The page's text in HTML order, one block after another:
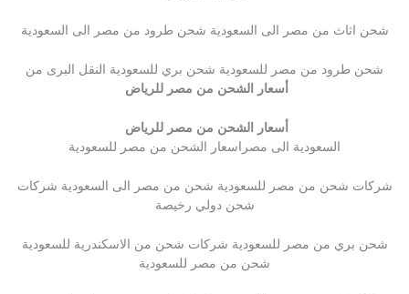
شحن اثاث من مصر الى السعودية شحن طرود من مصر الى السعودية
شحن طرود من مصر للسعودية شحن بري للسعودية النقل البرى من
أسعار الشحن من مصر للرياض
أسعار الشحن من مصر للرياض
السعودية الى مصراسعار الشحن من مصر للسعودية
شركات شحن من مصر للسعودية شحن من مصر الى السعودية شركات
شحن دولي رخيصة
شحن بري من مصر للسعودية شركات شحن من الاسكندرية للسعودية
شحن من مصر للسعودية